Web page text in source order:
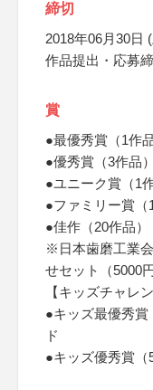
締切
2018年06月30日
作品提出・応募
賞
●最優秀賞（1作
●優秀賞（3作品
●ユニーク賞（1
●ファミリー賞
●佳作（20作品
※日本歯磨工業
せセット（5000
【キッズチャレ
●キッズ最優秀
ド
●キッズ優秀賞